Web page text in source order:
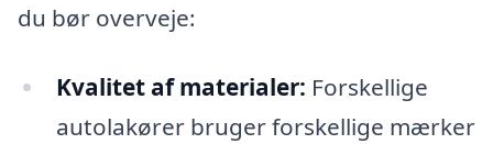
du bør overveje:
Kvalitet af materialer: Forskellige
autolakører bruger forskellige mærker